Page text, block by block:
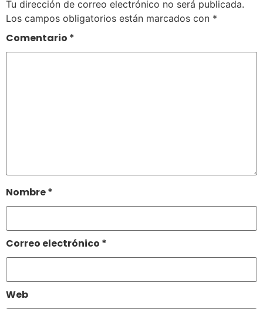
Tu dirección de correo electrónico no será publicada.
Los campos obligatorios están marcados con *
Comentario *
Nombre*
Correo electrónico *
Web